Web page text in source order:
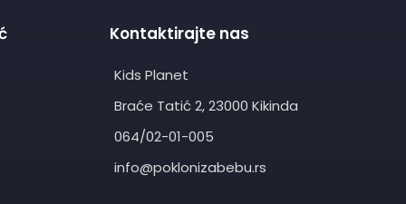
Kontaktirajte nas
Kids Planet
Braće Tatić 2, 23000 Kikinda
064/02-01-005
info@poklonizabebu.rs